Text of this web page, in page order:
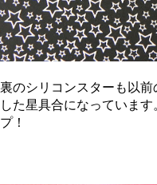
のシリコンスターも以前
た星具合になっています
！